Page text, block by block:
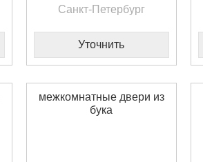
Санкт-Петербург
Уточнить
межкомнатные двери из
бука